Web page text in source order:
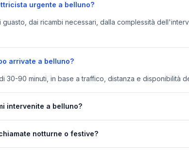
urgente a belluno?
dai ricambi necessari, dalla complessità
arrivate a belluno?
30-90 minuti, in base a traffico, distanza e disponibilità
intervenite a belluno?
notturne o festive?